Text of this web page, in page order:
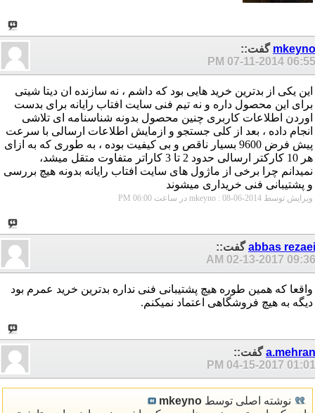
mkeyno گفت::
07-11-2014 06:55 PM
این یکی از بدترین خرید هایی بود که داشم ، نه سازنده ان دیتا شیتی
برای این محصول داره و نه تیم فنی سایت افتاب رایانه برای بدست
اوردن اطلاعات کاربری چنین محصول بدونه شناسنامه ای تلاشی
انجام داده ، بعد از کلی جستجو و ازمایش اطلاعات ارسالی با سرعت
پیش فرض 9600 بسیار ناقص و بی کیفیت بوده ، به طوری که به ازای
هر 10 کارکتر ارسالی حدود 2 تا 3 کاراتر متفاوت متقل میشد،
نمیدانم چرا برخی از ماژول های سایت افتاب رایانه بدونه هیچ بررسی
و پشتیبانی فنی خریداری میشوند
ویرایش توسط mkeyno : 08-06-2014 در ساعت 06:00 PM
abbas rezaeiگفت::
02-13-2017 09:36 AM
واقعا که همین طوره هیچ پشتیبانی فنی نداره بدترین خرید عمرم بود
دیگه به هیچ فروشگاهی اعتماد نمیکنم.
a.mehranگفت::
04-15-2017 01:01 PM
نوشته اصلی توسط mkeyno